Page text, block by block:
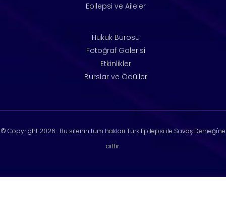
Epilepsi ve Aileler
Hukuk Bürosu
Fotoğraf Galerisi
Etkinlikler
Burslar ve Ödüller
© Copyright 2026 . Bu sitenin tüm hakları Türk Epilepsi ile Savaş Derneği'ne
aittir.